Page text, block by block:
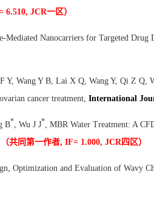
6.510, JCR一区）
Mediated Nanocarriers for Targeted Drug
Y, Wang Y B, Lai X Q, Wang Y, Qi Z Q,
cancer treatment, International
B*, Wu J J*, MBR Water Treatment: A
（共同第一作者, IF= 1.000, JCR四区）
Optimization and Evaluation of Wavy